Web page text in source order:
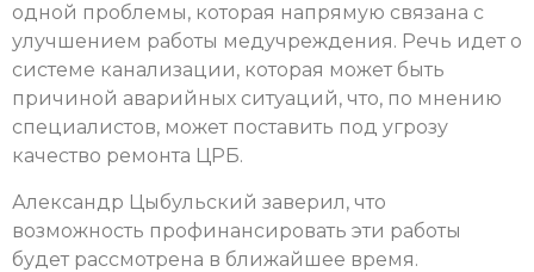
одной проблемы, которая напрямую связана с
улучшением работы медучреждения. Речь идет о
системе канализации, которая может быть
причиной аварийных ситуаций, что, по мнению
специалистов, может поставить под угрозу
качество ремонта ЦРБ.
Александр Цыбульский заверил, что
возможность профинансировать эти работы
будет рассмотрена в ближайшее время.